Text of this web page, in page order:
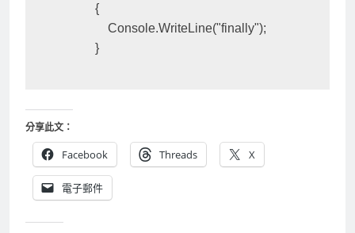
            {
                Console.WriteLine("finally");
            }
分享此文：
Facebook Threads X
電子郵件